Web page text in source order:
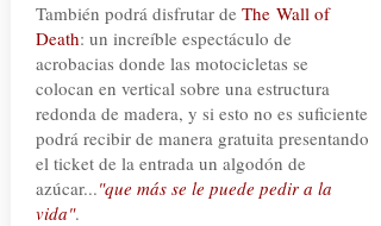
También podrá disfrutar de The Wall of
Death: un increíble espectáculo de
acrobacias donde las motocicletas se
colocan en vertical sobre una estructura
redonda de madera, y si esto no es suficiente
podrá recibir de manera gratuita presentando
el ticket de la entrada un algodón de
azúcar..."que más se le puede pedir a la
vida".